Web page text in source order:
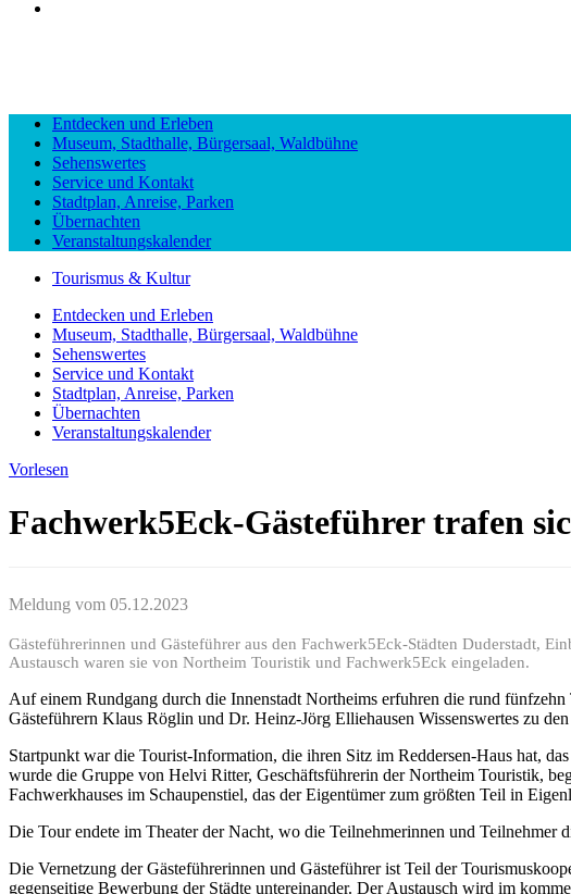
Entdecken und Erleben
Museum, Stadthalle, Bürgersaal, Waldbühne
Sehenswertes
Service und Kontakt
Stadtplan, Anreise, Parken
Übernachten
Veranstaltungskalender
Tourismus & Kultur
Entdecken und Erleben
Museum, Stadthalle, Bürgersaal, Waldbühne
Sehenswertes
Service und Kontakt
Stadtplan, Anreise, Parken
Übernachten
Veranstaltungskalender
Vorlesen
Fachwerk5Eck-Gästeführer trafen
Meldung vom 05.12.2023
Gästeführerinnen und Gästeführer aus den Fachwerk5Eck-Städten Duderstadt,
Austausch waren sie von Northeim Touristik und Fachwerk5Eck eingeladen.
Auf einem Rundgang durch die Innenstadt Northeims erfuhren die rund
Gästeführern Klaus Röglin und Dr. Heinz-Jörg Elliehausen Wissenswertes zu
Startpunkt war die Tourist-Information, die ihren Sitz im Reddersen-Haus hat,
wurde die Gruppe von Helvi Ritter, Geschäftsführerin der Northeim Touristik,
Fachwerkhauses im Schaupenstiel, das der Eigentümer zum größten Teil in
Die Tour endete im Theater der Nacht, wo die Teilnehmerinnen und Teilnehmer
Die Vernetzung der Gästeführerinnen und Gästeführer ist Teil der
gegenseitige Bewerbung der Städte untereinander. Der Austausch wird im